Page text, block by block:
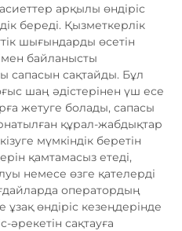
арқылы өндіріс
береді. Қызметкерлік
шығындарды өсетін
байланысты
сапасын сақтайды. Бұл
шаң әдістерінен үш есе
жетуге болады, сапасы
құрал-жабдықтар
мүмкіндік беретін
қамтамасыз етеді,
немесе өзге қателерді
оператордың
өндіріс кезеңдерінде
сақтауға